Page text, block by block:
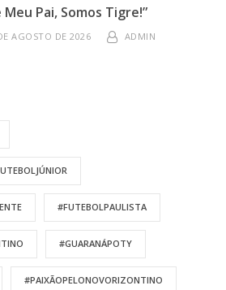
Meu Pai, Somos Tigre!”
AGOSTO DE 2026 ADMIN
#FUTEBOLPAULISTA
#GUARANÁPOTY
#PAIXÃOPELONOVORIZONTINO